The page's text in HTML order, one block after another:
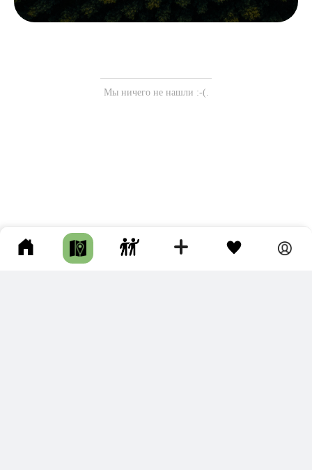
Мы ничего не нашли :-(.